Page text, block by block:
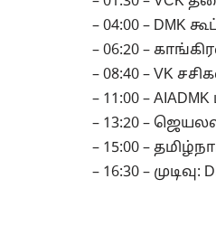
– 04:00 – DMK
– 06:20 –
– 08:40 – VK
– 11:00 –
– 13:20 –
– 15:00 –
– 16:30 –